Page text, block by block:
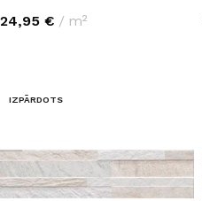
24,95 € m²
IZPĀRDOTS